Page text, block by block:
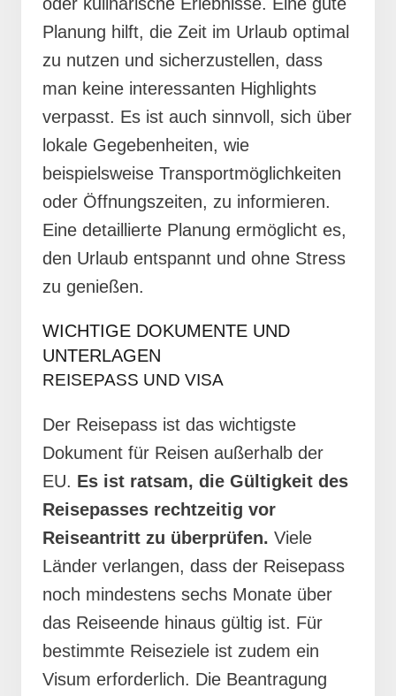
Planung hilft, die Zeit im Urlaub optimal
zu nutzen und sicherzustellen, dass
man keine interessanten Highlights
verpasst. Es ist auch sinnvoll, sich über
lokale Gegebenheiten, wie
beispielsweise Transportmöglichkeiten
oder Öffnungszeiten, zu informieren.
Eine detaillierte Planung ermöglicht es,
den Urlaub entspannt und ohne Stress
zu genießen.
WICHTIGE DOKUMENTE UND
UNTERLAGEN
REISEPASS UND VISA
Der Reisepass ist das wichtigste
Dokument für Reisen außerhalb der
EU. Es ist ratsam, die Gültigkeit des
Reisepasses rechtzeitig vor
Reiseantritt zu überprüfen. Viele
Länder verlangen, dass der Reisepass
noch mindestens sechs Monate über
das Reiseende hinaus gültig ist. Für
bestimmte Reiseziele ist zudem ein
Visum erforderlich. Die Beantragung